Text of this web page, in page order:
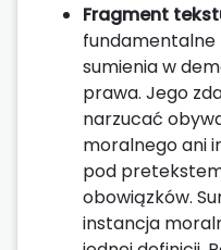
Fragment
fundamentalne
sumienia w
prawa. Jego
narzucać
moralnego ani
pod
obowiązków.
instancja